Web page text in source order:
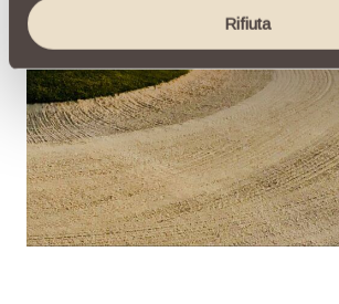
analizzare il nostro traffico.
informazioni sul modo in cui utilizzi il
nostri partner che si occupano di analisi
pubblicità e social media, i quali
con altre informazioni che hai fornito
raccolto dal tuo utilizzo dei loro servizi.
Rifiuta